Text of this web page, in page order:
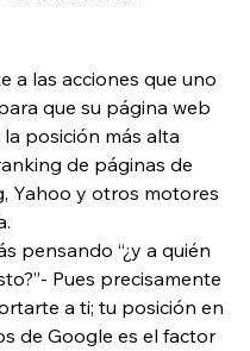
a las acciones que uno
que su página web
posición más alta
de páginas de
Yahoo y otros motores
pensando “¿y a quién
Pues precisamente
a ti; tu posición en
de Google es el factor